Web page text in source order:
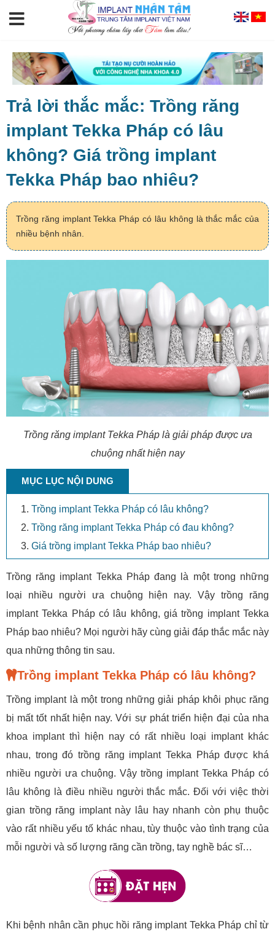
Trả lời thắc mắc: Trồng răng
implant Tekka Pháp có lâu
không? Giá trồng implant
Tekka Pháp bao nhiêu?
Trồng răng implant Tekka Pháp có lâu không là thắc mắc của
nhiều bệnh nhân.
Trồng răng implant Tekka Pháp là giải pháp được ưa
chuộng nhất hiện nay
MỤC LỤC NỘI DUNG
Trồng implant Tekka Pháp có lâu không?
Trồng răng implant Tekka Pháp có đau không?
Giá trồng implant Tekka Pháp bao nhiêu?
Trồng răng implant Tekka Pháp đang là một trong những
loại nhiều người ưa chuộng hiện nay. Vậy trồng răng
implant Tekka Pháp có lâu không, giá trồng implant Tekka
Pháp bao nhiêu? Mọi người hãy cùng giải đáp thắc mắc này
qua những thông tin sau.
Trồng implant Tekka Pháp có lâu không?
Trồng implant là một trong những giải pháp khôi phục răng
bị mất tốt nhất hiện nay. Với sự phát triển hiện đại của nha
khoa implant thì hiện nay có rất nhiều loại implant khác
nhau, trong đó trồng răng implant Tekka Pháp được khá
nhiều người ưa chuộng. Vậy trồng implant Tekka Pháp có
lâu không là điều nhiều người thắc mắc. Đối với việc thời
gian trồng răng implant này lâu hay nhanh còn phụ thuộc
vào rất nhiều yếu tố khác nhau, tùy thuộc vào tình trạng của
mỗi người và số lượng răng cần trồng, tay nghề bác sĩ…
Khi bệnh nhân cần phục hồi răng implant Tekka Pháp chỉ từ